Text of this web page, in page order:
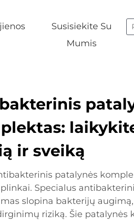
Susisiekite Su
Mumis
ir sveiką
patalynės
Specialus
slopina bakterijų
riziką. Šie